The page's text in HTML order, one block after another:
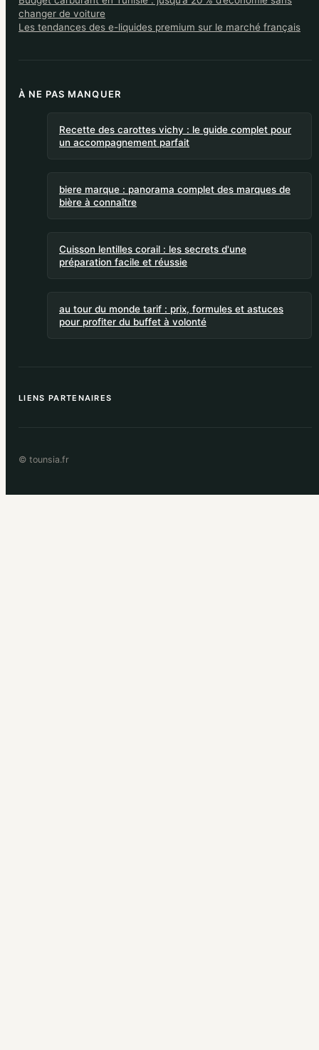
changer de voiture
Les tendances des e-liquides premium sur le marché français
À NE PAS MANQUER
Recette des carottes vichy : le guide complet pour
un accompagnement parfait
biere marque : panorama complet des marques de
bière à connaître
Cuisson lentilles corail : les secrets d'une
préparation facile et réussie
au tour du monde tarif : prix, formules et astuces
pour profiter du buffet à volonté
LIENS PARTENAIRES
© tounsia.fr